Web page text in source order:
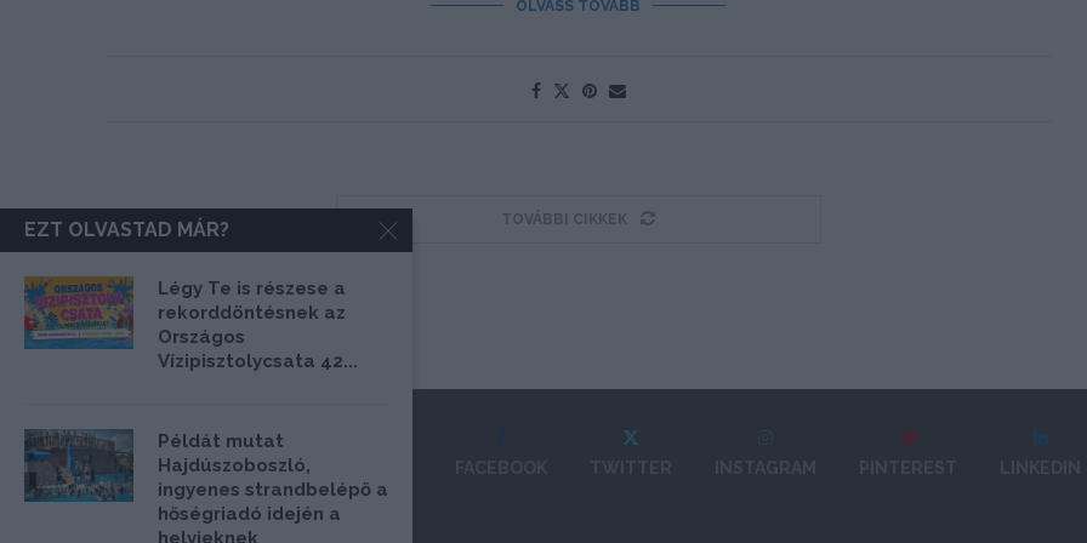
OLVASS TOVÁBB
TOVÁBBI CIKKEK
EZT OLVASTAD MÁR?
Légy Te is részese a
rekorddöntésnek az
Országos
Vízipisztolycsata 42...
Példát mutat
Hajdúszoboszló,
ingyenes strandbelépő a
hőségriadó idején a
helyieknek